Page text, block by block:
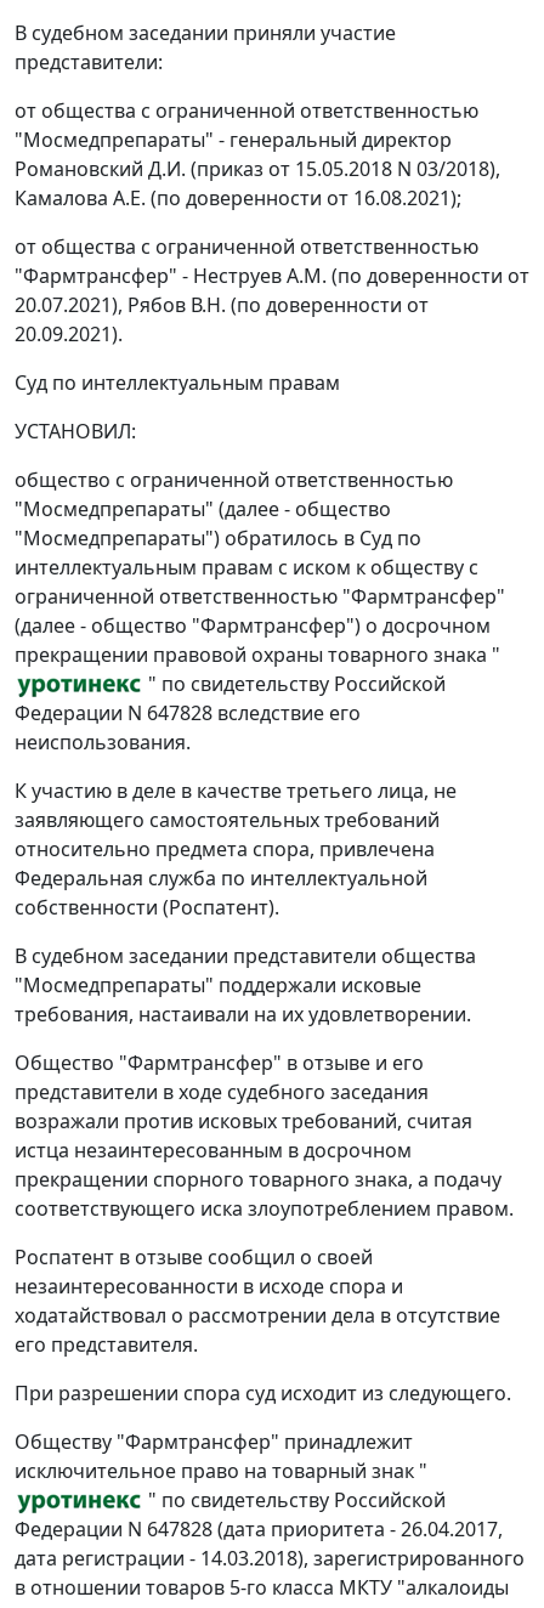
В судебном заседании приняли участие
представители:
от общества с ограниченной ответственностью
"Мосмедпрепараты" - генеральный директор
Романовский Д.И. (приказ от 15.05.2018 N 03/2018),
Камалова А.Е. (по доверенности от 16.08.2021);
от общества с ограниченной ответственностью
"Фармтрансфер" - Неструев А.М. (по доверенности от
20.07.2021), Рябов В.Н. (по доверенности от
20.09.2021).
Суд по интеллектуальным правам
УСТАНОВИЛ:
общество с ограниченной ответственностью
"Мосмедпрепараты" (далее - общество
"Мосмедпрепараты") обратилось в Суд по
интеллектуальным правам с иском к обществу с
ограниченной ответственностью "Фармтрансфер"
(далее - общество "Фармтрансфер") о досрочном
прекращении правовой охраны товарного знака "
" по свидетельству Российской
Федерации N 647828 вследствие его
неиспользования.
К участию в деле в качестве третьего лица, не
заявляющего самостоятельных требований
относительно предмета спора, привлечена
Федеральная служба по интеллектуальной
собственности (Роспатент).
В судебном заседании представители общества
"Мосмедпрепараты" поддержали исковые
требования, настаивали на их удовлетворении.
Общество "Фармтрансфер" в отзыве и его
представители в ходе судебного заседания
возражали против исковых требований, считая
истца незаинтересованным в досрочном
прекращении спорного товарного знака, а подачу
соответствующего иска злоупотреблением правом.
Роспатент в отзыве сообщил о своей
незаинтересованности в исходе спора и
ходатайствовал о рассмотрении дела в отсутствие
его представителя.
При разрешении спора суд исходит из следующего.
Обществу "Фармтрансфер" принадлежит
исключительное право на товарный знак "
" по свидетельству Российской
Федерации N 647828 (дата приоритета - 26.04.2017,
дата регистрации - 14.03.2018), зарегистрированного
в отношении товаров 5-го класса МКТУ "алкалоиды